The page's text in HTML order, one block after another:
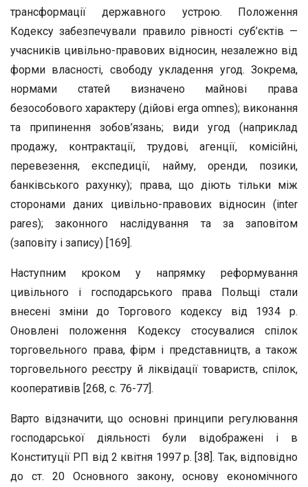
трансформації державного устрою. Положення
Кодексу забезпечували правило рівності суб’єктів —
учасників цивільно-правових відносин, незалежно від
форми власності, свободу укладення угод. Зокрема,
нормами статей визначено майнові права
безособового характеру (дійові erga omnes); виконання
та припинення зобов’язань; види угод (наприклад
продажу, контрактації, трудові, агенції, комісійні,
перевезення, експедиції, найму, оренди, позики,
банківського рахунку); права, що діють тільки між
сторонами даних цивільно-правових відносин (inter
pares); законного наслідування та за заповітом
(заповіту і запису) [169].
Наступним кроком у напрямку реформування
цивільного і господарського права Польщі стали
внесені зміни до Торгового кодексу від 1934 р.
Оновлені положення Кодексу стосувалися спілок
торговельного права, фірм і представництв, а також
торговельного реєстру й ліквідації товариств, спілок,
кооперативів [268, с. 76-77].
Варто відзначити, що основні принципи регулювання
господарської діяльності були відображені і в
Конституції РП від 2 квітня 1997 р. [38]. Так, відповідно
до ст. 20 Основного закону, основу економічного